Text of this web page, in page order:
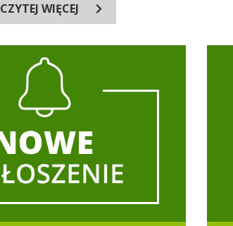
CZYTEJ WIĘCEJ